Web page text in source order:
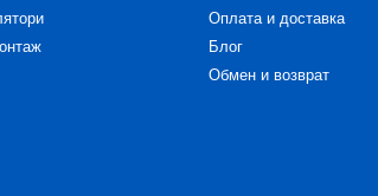
Оплата и доставка
Блог
Обмен и возврат